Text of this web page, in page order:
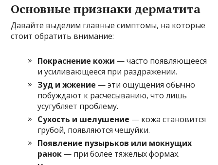
Основные признаки дерматита
Давайте выделим главные симптомы, на которые
стоит обратить внимание:
Покраснение кожи — часто появляющееся
и усиливающееся при раздражении.
Зуд и жжение — эти ощущения обычно
побуждают к расчесыванию, что лишь
усугубляет проблему.
Сухость и шелушение — кожа становится
грубой, появляются чешуйки.
Появление пузырьков или мокнущих
ранок — при более тяжелых формах.